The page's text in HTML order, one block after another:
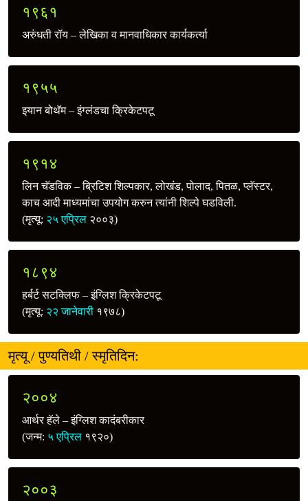
१९६१
अरुंधती रॉय – लेखिका व मानवाधिकार कार्यकर्त्या
१९५५
इयान बोथॅम – इंग्लंडचा क्रिकेटपटू
१९१४
लिन चॅडविक – ब्रिटिश शिल्पकार, लोखंड, पोलाद, पितळ, प्लॅस्टर,
काच आदी माध्यमांचा उपयोग करुन त्यांनी शिल्पे घडविली.
(मृत्यू: २५ एप्रिल २००३)
१८९४
हर्बर्ट सटक्लिफ – इंग्लिश क्रिकेटपटू
(मृत्यू: २२ जानेवारी १९७८)
मृत्यू / पुण्यतिथी / स्मृतिदिन:
२००४
आर्थर हॅले – इंग्लिश कादंबरीकार
(जन्म: ५ एप्रिल १९२०)
२००३